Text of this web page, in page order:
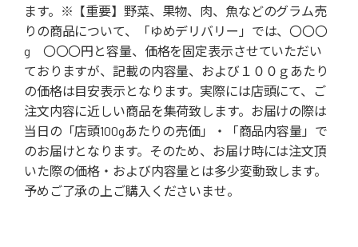
ます。※【重要】野菜、果物、肉、魚などのグラム売
りの商品について、「ゆめデリバリー」では、〇〇〇
g 〇〇〇円と容量、価格を固定表示させていただい
ておりますが、記載の内容量、および１００ｇあたり
の価格は目安表示となります。実際には店頭にて、ご
注文内容に近しい商品を集荷致します。お届けの際は
当日の「店頭100gあたりの売価」・「商品内容量」で
のお届けとなります。そのため、お届け時には注文頂
いた際の価格・および内容量とは多少変動致します。
予めご了承の上ご購入くださいませ。